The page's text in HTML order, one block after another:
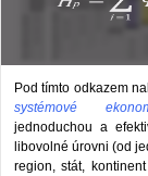
Pod tímto odkazem
systémové
jednoduchou a
libovolné úrovni (od
region, stát,